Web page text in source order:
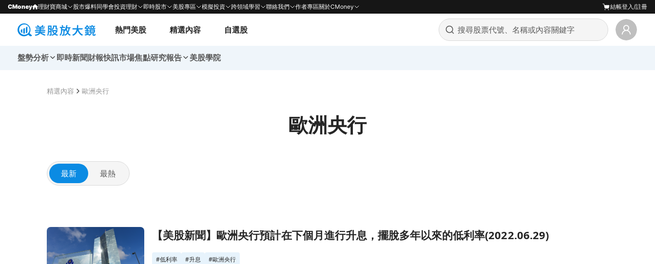
CMoney 理財寶商城 股市爆料同學會投資理財 即時股市 美股專區 模擬投資 跨領域學習 聯絡我們 作者專區關於CMoney 結帳登入/註冊
熱門美股 精選內容 自選股
盤勢分析 即時新聞財報快訊市場焦點研究報告 美股學院
精選內容 歐洲央行
歐洲央行
最新 最熱
前往【美股新聞】歐洲央行預計在下個月進行升息，擺脫多年以來的低利率(2022.06.29)頁面
【美股新聞】歐洲央行預計在下個月進行升息，擺脫多年以來的低利率(2022.06.29)
#低利率 #升息 #歐洲央行